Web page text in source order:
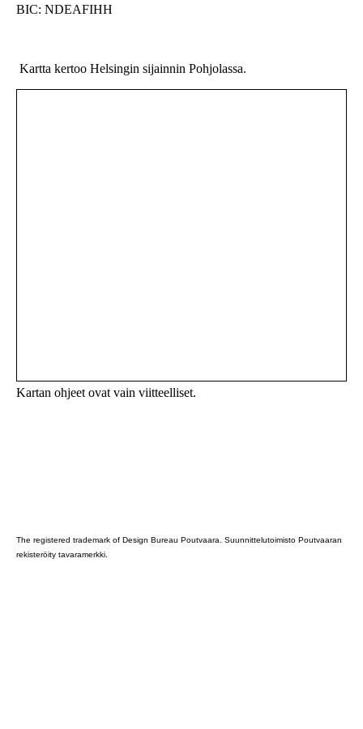
BIC: NDEAFIHH
Kartta kertoo Helsingin sijainnin Pohjolassa.
Kartan ohjeet ovat vain viitteelliset.
The registered trademark of Design Bureau Poutvaara. Suunnittelutoimisto Poutvaaran
rekisteröity tavaramerkki.